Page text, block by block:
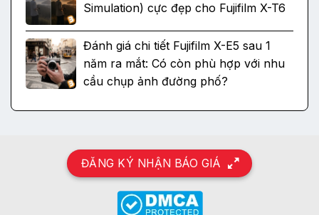
Simulation) cực đẹp cho Fujifilm X-T6
Đánh giá chi tiết Fujifilm X-E5 sau 1
năm ra mắt: Có còn phù hợp với nhu
cầu chụp ảnh đường phố?
ĐĂNG KÝ NHẬN BÁO GIÁ